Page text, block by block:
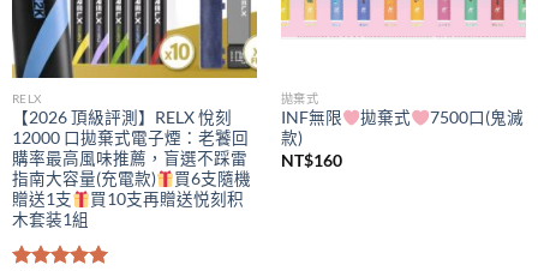
RELX
【2026 頂級評測】RELX 悅刻
12000 口拋棄式電子煙：老饕回
購率最高風味推薦，盲選不踩雷
指南大容量(充電款)
買6支隨機
贈送1支
買10支再贈送悦刻积
木套装1組
拋棄式
INF無限 拋棄式
7500口(鬼滅
款)
NT$160